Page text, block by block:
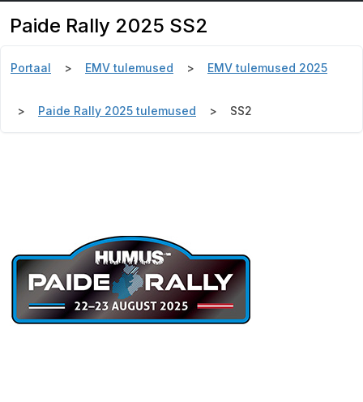
Paide Rally 2025 SS2
Portaal EMV tulemused EMV tulemused 2025
Paide Rally 2025 tulemused SS2